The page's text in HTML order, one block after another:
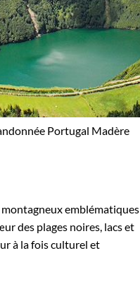
emblématiques
des plages noires, lacs et
à la fois culturel et